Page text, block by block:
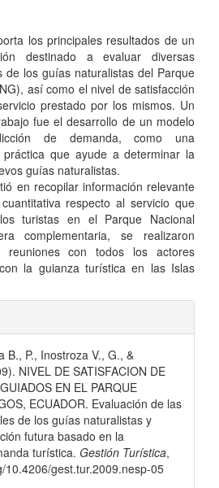
los principales resultados de un
destinado a evaluar diversas
de los guías naturalistas del Parque
así como el nivel de satisfacción
prestado por los mismos. Un
fue el desarrollo de un modelo
de demanda, como una
que ayude a determinar la
guías naturalistas.
en recopilar información relevante
respecto al servicio que
turistas en el Parque Nacional
complementaria, se realizaron
reuniones con todos los actores
la guianza turística en las Islas
B., P., Inostroza V., G., &
NIVEL DE SATISFACION DE
EN EL PARQUE
ECUADOR. Evaluación de las
de los guías naturalistas y
futura basado en la
turística. Gestión Turística,
10.4206/gest.tur.2009.nesp-05